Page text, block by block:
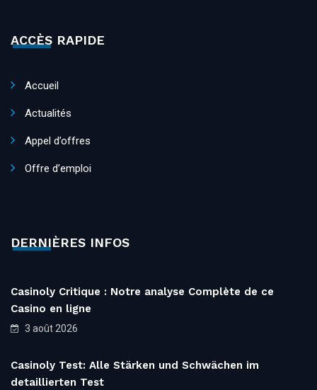
ACCÈS RAPIDE
Accueil
Actualités
Appel d’offres
Offre d’emploi
DERNIÈRES INFOS
Casinoly Critique : Notre analyse Complète de ce
Casino en ligne
3 août 2026
Casinoly Test: Alle Stärken und Schwächen im
detaillierten Test